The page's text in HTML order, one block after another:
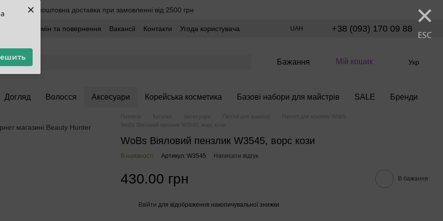
× ×
ESC
Безкоштовна доставка при замовленні від 2500 грн
Обмін та повернення Вакансії Контакти
Угода користувача
UAH +38 (093) 170 09 88
Бажання Мій кошик Укр
Догляд Волосся Аксесуари Корейська косметика Базові набори для майстрів SALE Бренди
Головна Каталог Аксесуари Пензлі для макіяжу
Пензлі для макіяжу WobS
WoBs Віяловий пензлик W3545, ворс кози
WoBs Віяловий пензлик W3545, ворс кози
В наявності Артикул: W3545 Написати відгук
430.00 грн В бажання
Ввійти для відображення накопичувальної знижки